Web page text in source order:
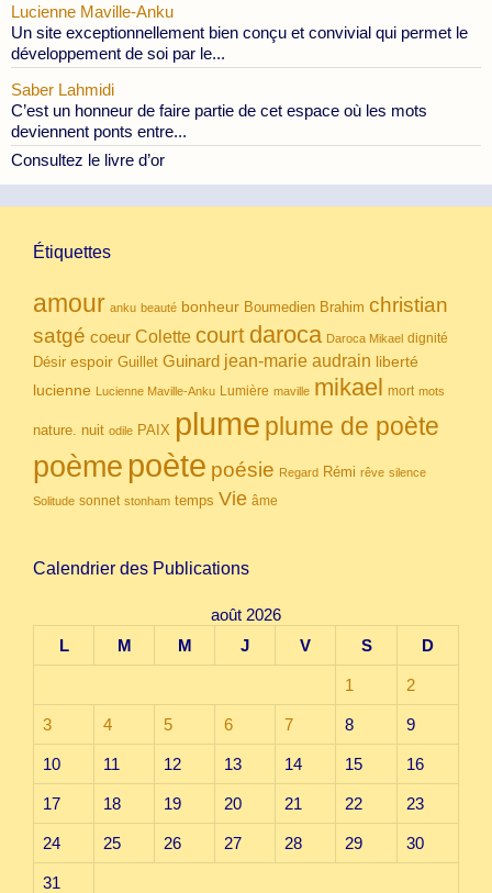
Lucienne Maville-Anku
Un site exceptionnellement bien conçu et convivial qui permet le
développement de soi par le...
Saber Lahmidi
C’est un honneur de faire partie de cet espace où les mots
deviennent ponts entre...
Consultez le livre d’or
Étiquettes
amour anku beauté bonheur Boumedien Brahim christian
satgé coeur Colette court daroca Daroca Mikael dignité
Désir espoir Guillet Guinard jean-marie audrain liberté
lucienne Lucienne Maville-Anku Lumière maville mikael mort mots
nature. nuit odile PAIX plume plume de poète
poème poète poésie Regard Rémi rêve silence
Solitude sonnet stonham temps Vie âme
Calendrier des Publications
août 2026
L
M M J V S D
1 2
3 4 5 6 7 8 9
10 11 12 13 14 15 16
17 18 19 20 21 22 23
24 25 26 27 28 29 30
31